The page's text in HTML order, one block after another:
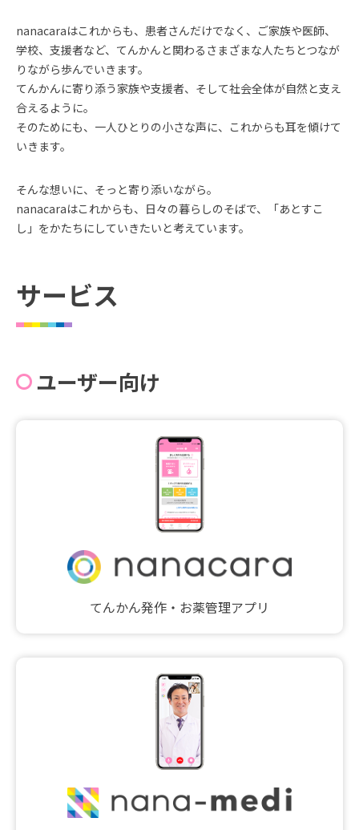
nanacaraはこれからも、患者さんだけでなく、ご家族や医師、
学校、支援者など、てんかんと関わるさまざまな人たちとつなが
りながら歩んでいきます。
てんかんに寄り添う家族や支援者、そして社会全体が自然と支え
合えるように。
そのためにも、一人ひとりの小さな声に、これからも耳を傾けて
いきます。
そんな想いに、そっと寄り添いながら。
nanacaraはこれからも、日々の暮らしのそばで、「あとすこ
し」をかたちにしていきたいと考えています。
サービス
ユーザー向け
てんかん発作・お薬管理アプリ